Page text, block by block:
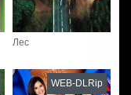
Лес
WEB-DLRip